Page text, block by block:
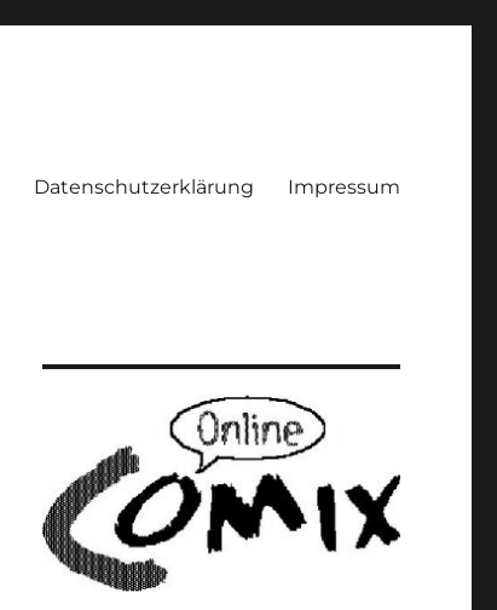
Datenschutzerklärung Impressum